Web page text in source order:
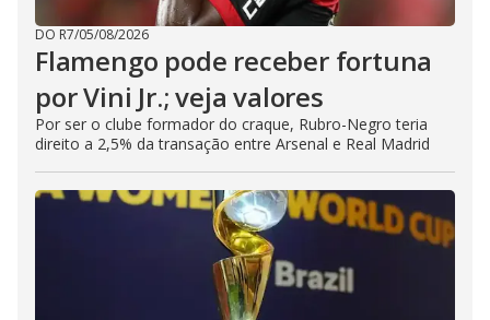
DO R7/05/08/2026
Flamengo pode receber fortuna
por Vini Jr.; veja valores
Por ser o clube formador do craque, Rubro-Negro teria
direito a 2,5% da transação entre Arsenal e Real Madrid